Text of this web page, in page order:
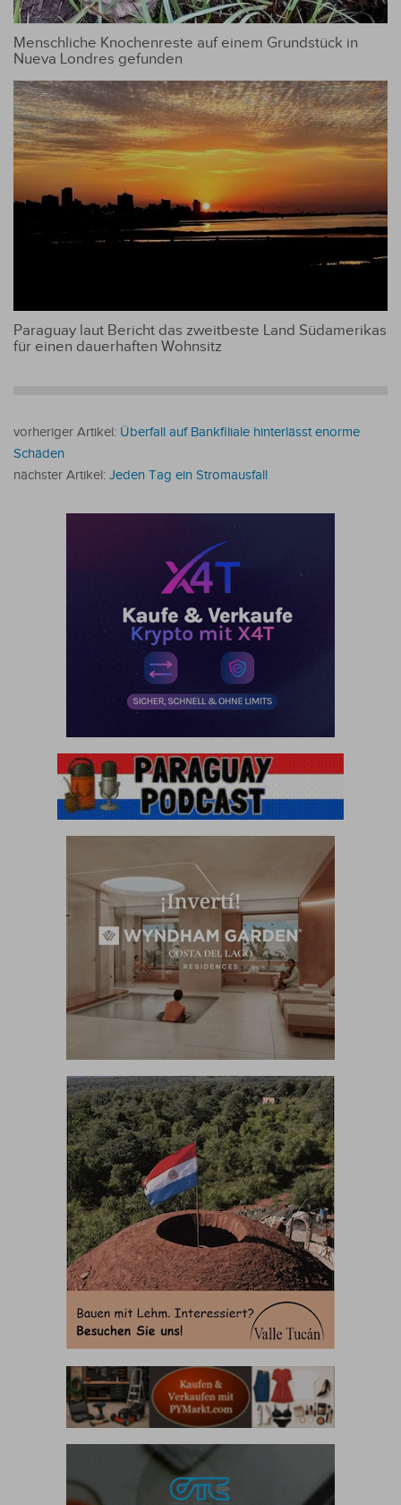
Menschliche Knochenreste auf einem Grundstück in
Nueva Londres gefunden
Paraguay laut Bericht das zweitbeste Land Südamerikas
für einen dauerhaften Wohnsitz
vorheriger Artikel: Überfall auf Bankfiliale hinterlässt enorme
Schäden
nächster Artikel: Jeden Tag ein Stromausfall